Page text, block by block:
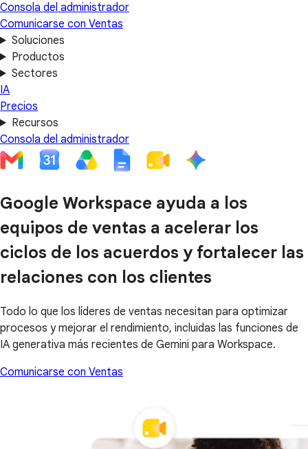
Consola del administrador
Comunicarse con Ventas
Soluciones
Productos
Sectores
IA
Precios
Recursos
Consola del administrador
Google Workspace ayuda a los
equipos de ventas a acelerar los
ciclos de los acuerdos y fortalecer las
relaciones con los clientes
Todo lo que los líderes de ventas necesitan para optimizar
procesos y mejorar el rendimiento, incluidas las funciones de
IA generativa más recientes de Gemini para Workspace.
Comunicarse con Ventas